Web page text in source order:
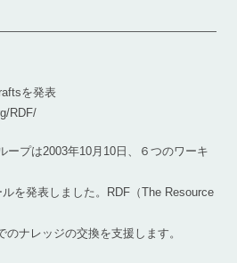
を発表
RDF/
プは2003年10月10日、６つのワーキ
を発表しました。RDF（The Resource
ナレッジの交換を支援します。